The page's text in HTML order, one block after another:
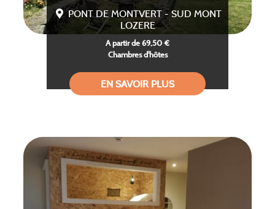
PONT DE MONTVERT - SUD MONT
LOZERE
A partir de 69,50 €
Chambres d'hôtes
EN SAVOIR PLUS